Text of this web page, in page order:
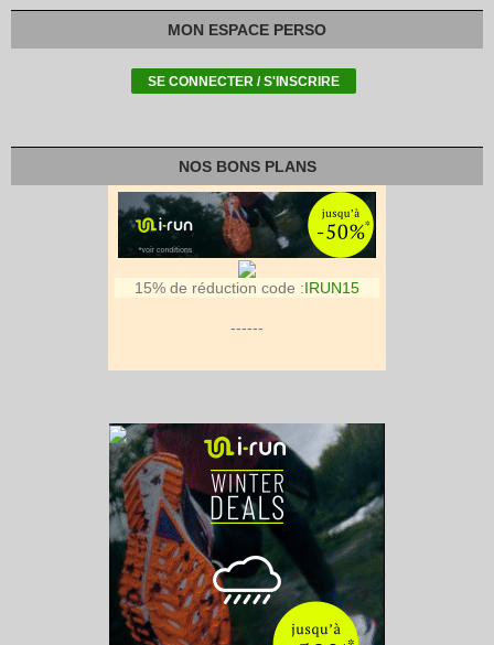
MON ESPACE PERSO
NOS BONS PLANS
15% de réduction code :IRUN15
------